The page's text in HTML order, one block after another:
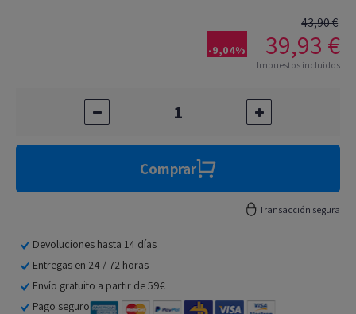
43,90 €
-9,04% 39,93 €
Impuestos incluidos
Comprar
Transacción segura
Devoluciones hasta 14 días
Entregas en 24 / 72 horas
Envío gratuito a partir de 59€
Pago seguro